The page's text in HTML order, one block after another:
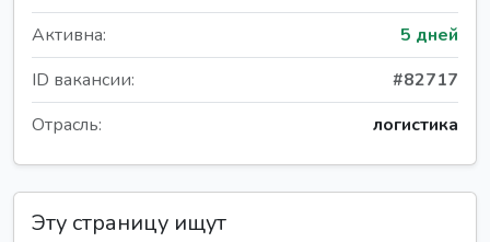
Активна:
5 дней
ID вакансии:
#82717
Отрасль:
логистика
Эту страницу ищут